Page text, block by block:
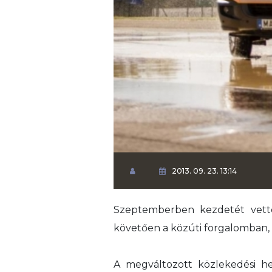
2013. 09. 23. 13:14
Szeptemberben kezdetét
követően a közúti
A megváltozott közlekedési